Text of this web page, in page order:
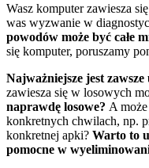
Wasz komputer zawiesza
was wyzwanie w
powodów może być całe
się komputer, poruszamy
Najważniejsze jest
zawiesza się w losowych
naprawdę losowe? A
konkretnych chwilach, np.
konkretnej apki? Warto to
pomocne w